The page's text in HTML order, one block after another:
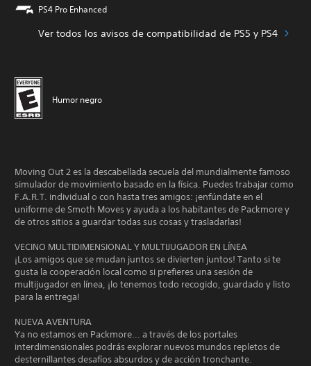
PS4 Pro Enhanced
Ver todos los avisos de compatibilidad de PS5 y PS4
Humor negro
Moving Out 2 es la descabellada secuela del mundialmente famoso
simulador de movimiento basado en la física. Puedes trabajar como
F.A.R.T. individual o con hasta tres amigos: ¡enfúndate en el
uniforme de Smoth Moves y ayuda a los habitantes de Packmore y
de otros sitios a guardar todas sus cosas y trasladarlas!
VECINO MULTIDIMENSIONAL Y MULTIJUGADOR EN LÍNEA
¡Los amigos que se mudan juntos se divierten juntos! Tanto si te
gusta la cooperación local como si prefieres una sesión de
multijugador en línea, ¡lo tenemos todo recogido, guardado y listo
para la entrega!
NUEVA AVENTURA
Ya no estamos en Packmore... a través de los portales
interdimensionales podrás explorar nuevos mundos repletos de
desternillantes desafíos absurdos y de acción tronchante.